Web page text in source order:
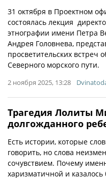
31 октября в Проектном
состоялась лекция
этнографии имени Петра
Андрея Головнева,
просветительских встреч
Северного морского пути.
2 ноября 2025, 13:28
Трагедия Лолиты
долгожданного
Есть истории, которые
говорить, но слова
сочувствием. Почему
харизматичной и